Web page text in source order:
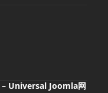
Universal Joomla网